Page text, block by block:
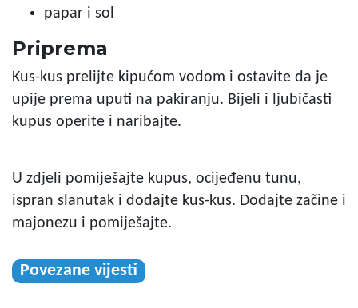
papar i sol
Priprema
Kus-kus prelijte kipućom vodom i ostavite da je
upije prema uputi na pakiranju. Bijeli i ljubičasti
kupus operite i naribajte.
U zdjeli pomiješajte kupus, ocijeđenu tunu,
ispran slanutak i dodajte kus-kus. Dodajte začine i
majonezu i pomiješajte.
Povezane vijesti